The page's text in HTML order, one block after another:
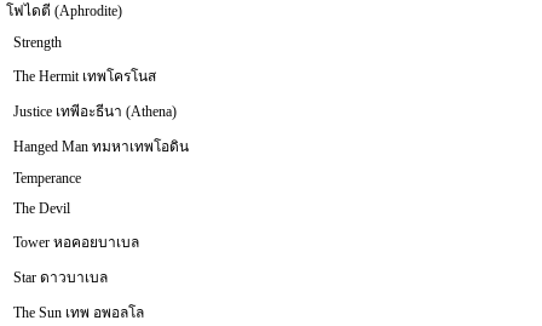
โฟไดตี (Aphrodite)
Strength
The Hermit เทพโครโนส
Justice เทพีอะธีนา (Athena)
Hanged Man ทมหาเทพโอดิน
Temperance
The Devil
Tower หอคอยบาเบล
Star ดาวบาเบล
The Sun เทพ อพอลโล